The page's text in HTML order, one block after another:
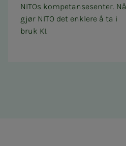
NITOs kompetansesenter. Nå
gjør NITO det enklere å ta i
bruk KI.